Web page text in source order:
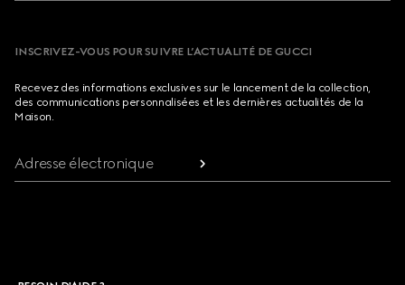
INSCRIVEZ-VOUS POUR SUIVRE L’ACTUALITÉ DE GUCCI
Recevez des informations exclusives sur le lancement de la collection,
des communications personnalisées et les dernières actualités de la
Maison.
Adresse électronique